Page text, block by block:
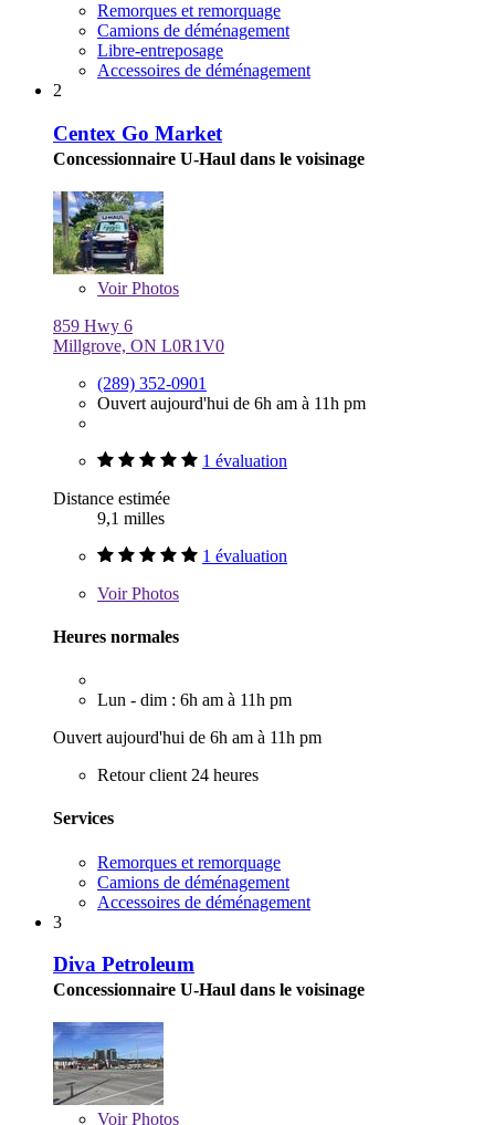
Remorques et remorquage
Camions de déménagement
Libre-entreposage
Accessoires de déménagement
2
Centex Go Market
Concessionnaire U-Haul dans le voisinage
VoirPhotos
859 Hwy 6
Millgrove, ON L0R1V0
(289) 352-0901
Ouvert aujourd'hui de 6h am à 11h pm
1 évaluation
Distance estimée
9,1 milles
1 évaluation
VoirPhotos
Heures normales
Lun - dim : 6h am à 11h pm
Ouvert aujourd'hui de 6h am à 11h pm
Retour client 24 heures
Services
Remorques et remorquage
Camions de déménagement
Accessoires de déménagement
3
Diva Petroleum
Concessionnaire U-Haul dans le voisinage
VoirPhotos